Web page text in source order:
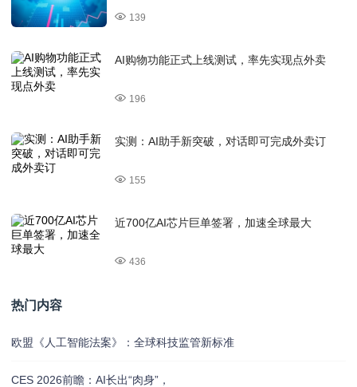
139
AI购物功能正式上线测试，率先实现点外卖
196
实测：AI助手新突破，对话即可完成外卖订
155
近700亿AI芯片巨单签署，加速全球最大
436
热门内容
欧盟《人工智能法案》：全球科技监管新标准
CES 2026前瞻：AI长出“肉身”，